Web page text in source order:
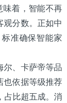
味着，智能不再
观分数。正如中
准确保智能家
尔、卡萨帝等品
也依据等级推荐
占比超五成。消